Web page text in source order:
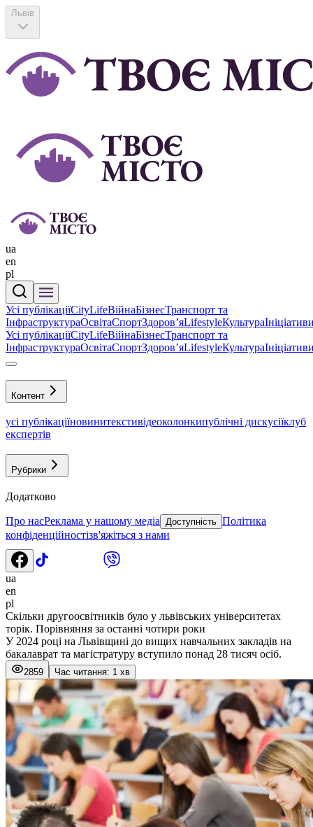
Львів
ua
en
pl
Усі публікаціїCityLifeВійнаБізнесТранспорт та
ІнфраструктураОсвітаСпортЗдоровʼяLifestyleКультура
Усі публікаціїCityLifeВійнаБізнесТранспорт та
ІнфраструктураОсвітаСпортЗдоровʼяLifestyleКультура
Контент
усі публікаціїновинитекстивідеоколонкипублічні дискусіїклуб
експертів
Рубрики
Додатково
Про насРеклама у нашому медіа Доступність Політика
конфіденційностізв'яжіться з нами
ua
en
pl
Скільки другоосвітників було у львівських університетах
торік. Порівняння за останні чотири роки
У 2024 році на Львівщині до вищих навчальних закладів на
бакалаврат та магістратуру вступило понад 28 тисяч осіб.
2859 Час читання: 1 хв